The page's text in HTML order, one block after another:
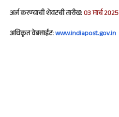
अर्ज करण्याची शेवटची तारीख:03 मार्च 2025
अधिकृत वेबसाईट:www.indiapost.gov.in